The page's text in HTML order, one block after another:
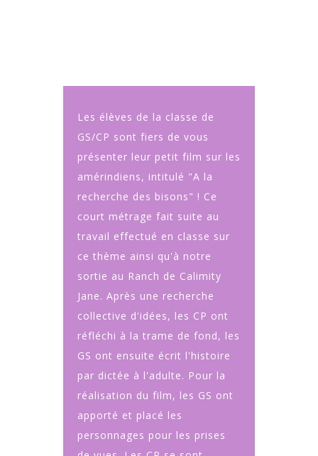
Les élèves de la classe de
GS/CP sont fiers de vous
présenter leur petit film sur les
amérindiens, intitulé "A la
recherche des bisons" ! Ce
court métrage fait suite au
travail effectué en classe sur
ce thème ainsi qu'à notre
sortie au Ranch de Calimity
Jane. Après une recherche
collective d'idées, les CP ont
réfléchi à la trame de fond, les
GS ont ensuite écrit l'histoire
par dictée à l'adulte. Pour la
réalisation du film, les GS ont
apporté et placé les
personnages pour les prises